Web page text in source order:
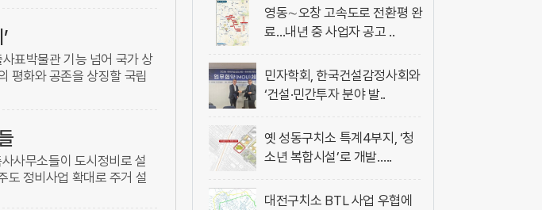
표박물관 기능 넘어 국가 상
평화와 공존을 상징할 국립
민석·민현준·최욱 등 대한
사무소들이 도시정비로 설
도 정비사업 확대로 주거 설
영동∼오창 고속도로 전환평 완
료…내년 중 사업자 공고 ..
민자학회, 한국건설감정사회와
‘건설·민간투자 분야 발..
옛 성동구치소 특계4부지, ‘청
소년 복합시설’로 개발…..
대전구치소 BTL 사업 우협에